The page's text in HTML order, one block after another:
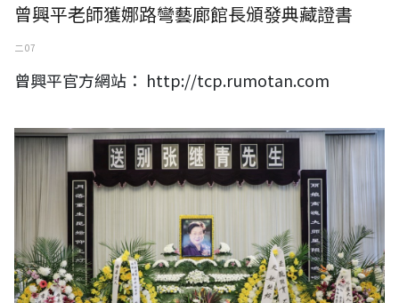
曾興平老師獲娜路彎藝廊館長頒發典藏證書
二 07
曾興平官方網站： http://tcp.rumotan.com
麗娘離魂！社會各界泣別著名昆劇表演藝術家張繼青